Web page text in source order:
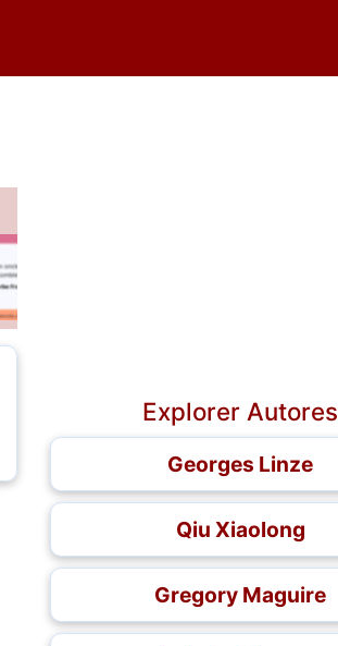
Explorer Autores
Georges Linze
Qiu Xiaolong
Gregory Maguire